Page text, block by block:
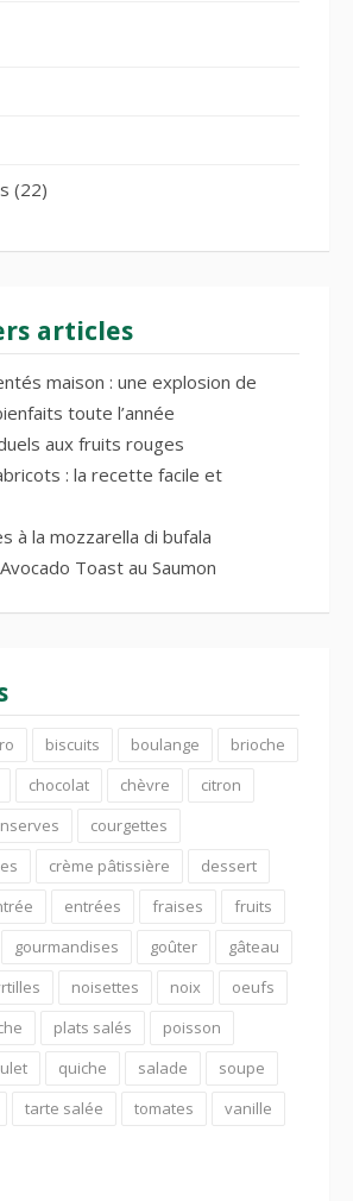
(22)
articles
maison : une explosion de
toute l’année
aux fruits rouges
: la recette facile et
à la mozzarella di bufala
Toast au Saumon
biscuits boulange
brioche
chocolat chèvre
citron
courgettes
crème pâtissière
dessert
entrées fraises
fruits
gourmandises goûter
gâteau
noisettes noix
oeufs
plats salés
poisson
quiche salade
soupe
tarte salée tomates
vanille